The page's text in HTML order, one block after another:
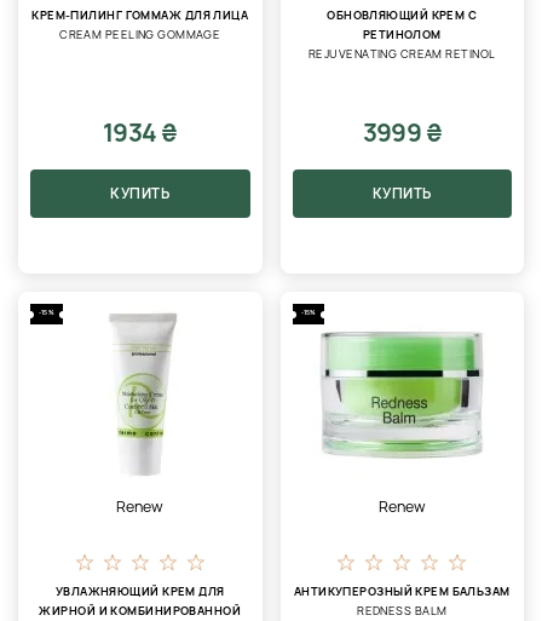
КРЕМ-ПИЛИНГ ГОММАЖ ДЛЯ ЛИЦА
CREAM PEELING GOMMAGE
1934 ₴
КУПИТЬ
ОБНОВЛЯЮЩИЙ КРЕМ С
РЕТИНОЛОМ
REJUVENATING CREAM RETINOL
3999 ₴
КУПИТЬ
-15%
Renew
УВЛАЖНЯЮЩИЙ КРЕМ ДЛЯ
ЖИРНОЙ И КОМБИНИРОВАННОЙ
-15%
Renew
АНТИКУПЕРОЗНЫЙ КРЕМ БАЛЬЗАМ
REDNESS BALM